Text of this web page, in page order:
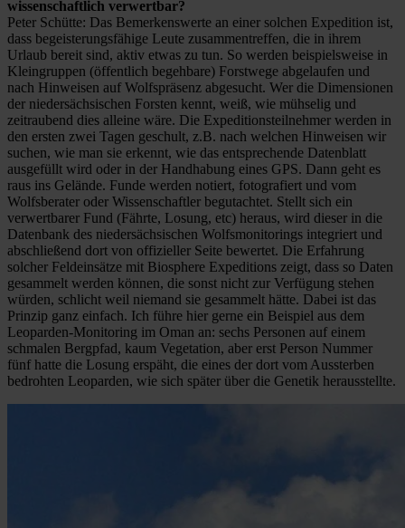
wissenschaftlich verwertbar?
Peter Schütte: Das Bemerkenswerte an einer solchen Expedition ist,
dass begeisterungsfähige Leute zusammentreffen, die in ihrem
Urlaub bereit sind, aktiv etwas zu tun. So werden beispielsweise in
Kleingruppen (öffentlich begehbare) Forstwege abgelaufen und
nach Hinweisen auf Wolfspräsenz abgesucht. Wer die Dimensionen
der niedersächsischen Forsten kennt, weiß, wie mühselig und
zeitraubend dies alleine wäre. Die Expeditionsteilnehmer werden in
den ersten zwei Tagen geschult, z.B. nach welchen Hinweisen wir
suchen, wie man sie erkennt, wie das entsprechende Datenblatt
ausgefüllt wird oder in der Handhabung eines GPS. Dann geht es
raus ins Gelände. Funde werden notiert, fotografiert und vom
Wolfsberater oder Wissenschaftler begutachtet. Stellt sich ein
verwertbarer Fund (Fährte, Losung, etc) heraus, wird dieser in die
Datenbank des niedersächsischen Wolfsmonitorings integriert und
abschließend dort von offizieller Seite bewertet. Die Erfahrung
solcher Feldeinsätze mit Biosphere Expeditions zeigt, dass so Daten
gesammelt werden können, die sonst nicht zur Verfügung stehen
würden, schlicht weil niemand sie gesammelt hätte. Dabei ist das
Prinzip ganz einfach. Ich führe hier gerne ein Beispiel aus dem
Leoparden-Monitoring im Oman an: sechs Personen auf einem
schmalen Bergpfad, kaum Vegetation, aber erst Person Nummer
fünf hatte die Losung erspäht, die eines der dort vom Aussterben
bedrohten Leoparden, wie sich später über die Genetik herausstellte.